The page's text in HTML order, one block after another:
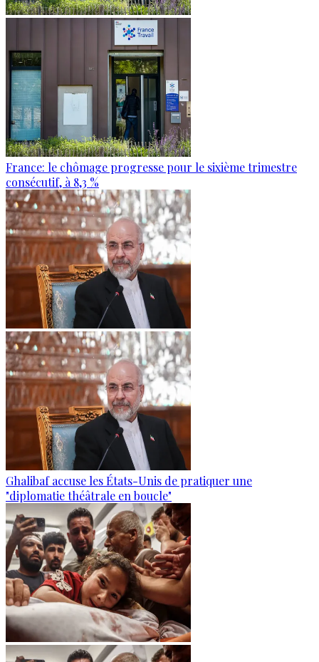
France: le chômage progresse pour le sixième trimestre
consécutif, à 8,3 %
Ghalibaf accuse les États-Unis de pratiquer une
"diplomatie théâtrale en boucle"